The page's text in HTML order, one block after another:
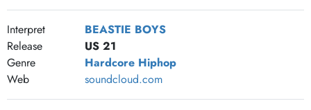
Interpret
BEASTIE BOYS
Release
US 21
Genre
Hardcore Hiphop
Web
soundcloud.com